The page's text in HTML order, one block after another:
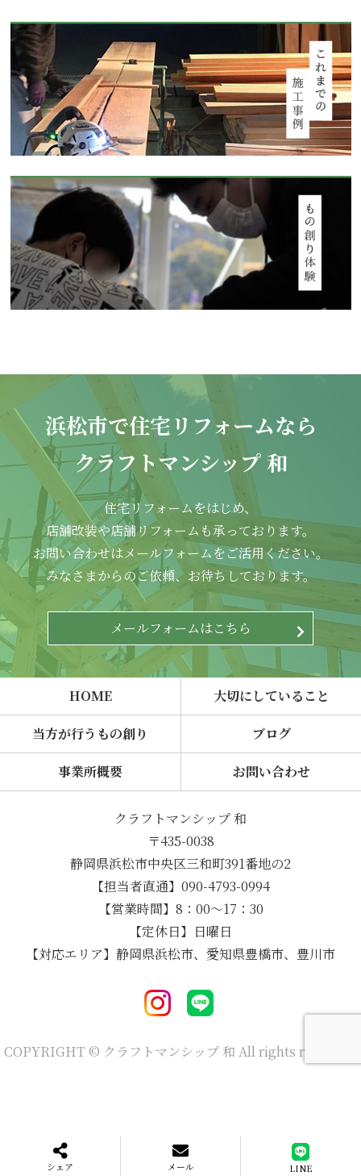
浜松市で住宅リフォームなら
クラフトマンシップ 和
住宅リフォームをはじめ、
店舗改装や店舗リフォームも承っております。
お問い合わせはメールフォームをご活用ください。
みなさまからのご依頼、お待ちしております。
メールフォームはこちら
HOME 大切にしていること
当方が行うもの創り ブログ
事業所概要 お問い合わせ
クラフトマンシップ 和
〒435-0038
静岡県浜松市中央区三和町391番地の2
【担当者直通】090-4793-0994
【営業時間】8：00～17：30
【定休日】日曜日
【対応エリア】静岡県浜松市、愛知県豊橋市、豊川市
COPYRIGHT © クラフトマンシップ 和 All rights reserved.
シェア メール LINE